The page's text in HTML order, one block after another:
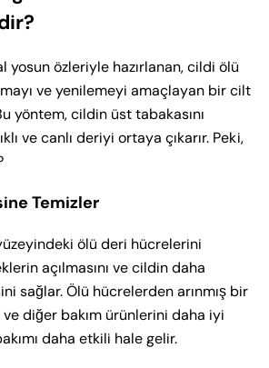
yosun özleriyle hazırlanan, cildi ölü
ve yenilemeyi amaçlayan bir cilt
yöntem, cildin üst tabakasını
ve canlı deriyi ortaya çıkarır. Peki,
Temizler
ölü deri hücrelerini
açılmasını ve cildin daha
sağlar. Ölü hücrelerden arınmış bir
diğer bakım ürünlerini daha iyi
daha etkili hale gelir.